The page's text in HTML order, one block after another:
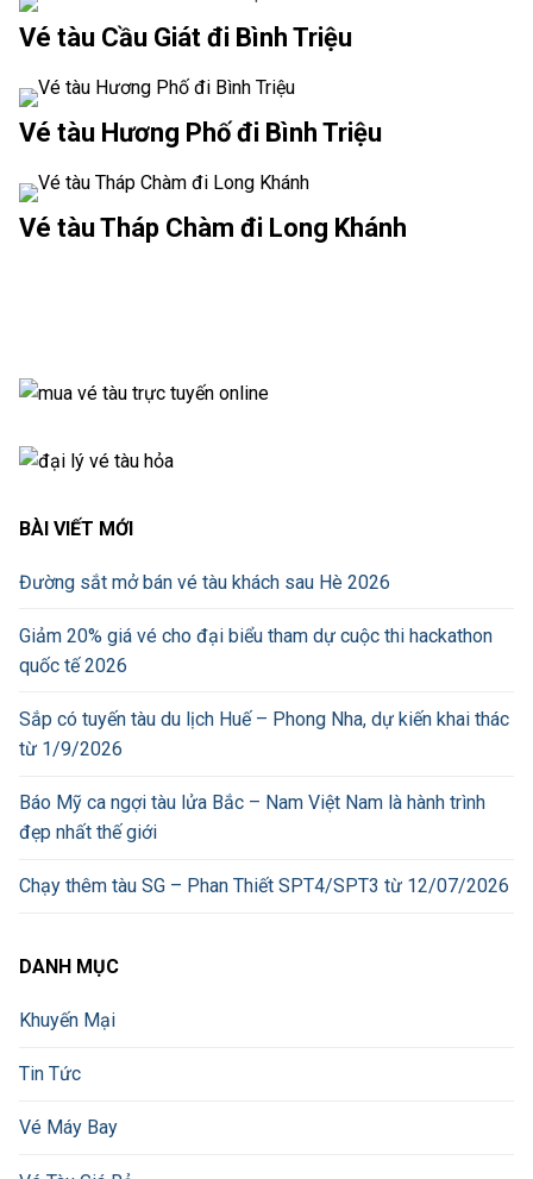
Vé tàu Cầu Giát đi Bình Triệu
Vé tàu Hương Phố đi Bình Triệu
Vé tàu Tháp Chàm đi Long Khánh
BÀI VIẾT MỚI
Đường sắt mở bán vé tàu khách sau Hè 2026
Giảm 20% giá vé cho đại biểu tham dự cuộc thi hackathon
quốc tế 2026
Sắp có tuyến tàu du lịch Huế – Phong Nha, dự kiến khai thác
từ 1/9/2026
Báo Mỹ ca ngợi tàu lửa Bắc – Nam Việt Nam là hành trình
đẹp nhất thế giới
Chạy thêm tàu SG – Phan Thiết SPT4/SPT3 từ 12/07/2026
DANH MỤC
Khuyến Mại
Tin Tức
Vé Máy Bay